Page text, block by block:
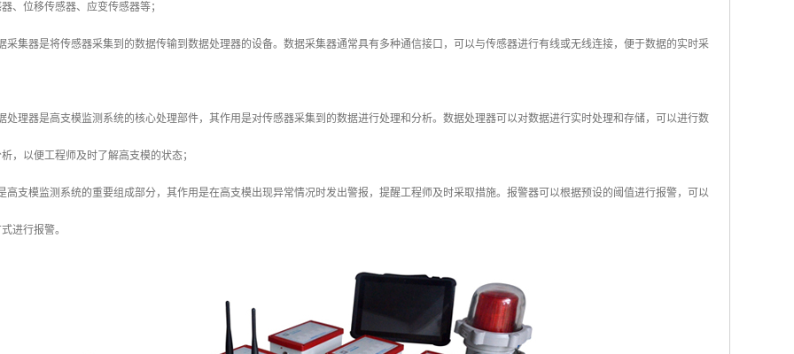
、位移传感器、应变传感器等；
采集器是将传感器采集到的数据传输到数据处理器的设备。数据采集器通常具有多种通信接口，可以与传感器进行有线或无线连接，便于数据的实时采
处理器是高支模监测系统的核心处理部件，其作用是对传感器采集到的数据进行处理和分析。数据处理器可以对数据进行实时处理和存储，可以进行数
，以便工程师及时了解高支模的状态；
高支模监测系统的重要组成部分，其作用是在高支模出现异常情况时发出警报，提醒工程师及时采取措施。报警器可以根据预设的阈值进行报警，可以
进行报警。